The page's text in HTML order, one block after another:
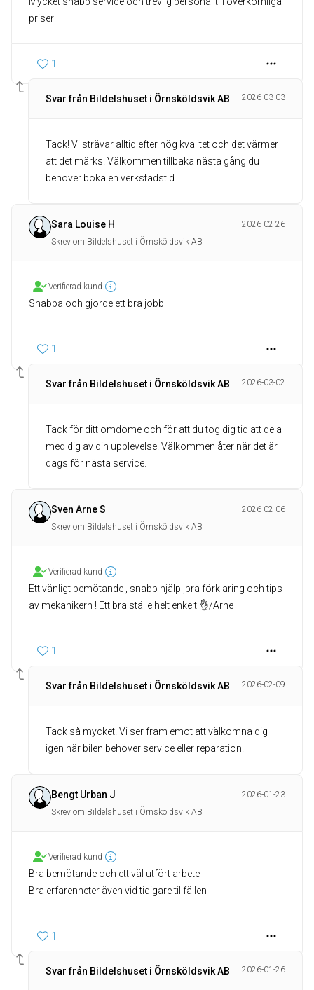
priser
1
Svar från Bildelshuset i Örnsköldsvik AB 2026-03-03
Tack! Vi strävar alltid efter hög kvalitet och det värmer
att det märks. Välkommen tillbaka nästa gång du
behöver boka en verkstadstid.
Sara Louise H
2026-02-26
Skrev om Bildelshuset i Örnsköldsvik AB
Verifierad kund
Snabba och gjorde ett bra jobb
1
Svar från Bildelshuset i Örnsköldsvik AB 2026-03-02
Tack för ditt omdöme och för att du tog dig tid att dela
med dig av din upplevelse. Välkommen åter när det är
dags för nästa service.
Sven Arne S
2026-02-06
Skrev om Bildelshuset i Örnsköldsvik AB
Verifierad kund
Ett vänligt bemötande , snabb hjälp ,bra förklaring och tips
av mekanikern ! Ett bra ställe helt enkelt 👌/Arne
1
Svar från Bildelshuset i Örnsköldsvik AB 2026-02-09
Tack så mycket! Vi ser fram emot att välkomna dig
igen när bilen behöver service eller reparation.
Bengt Urban J
2026-01-23
Skrev om Bildelshuset i Örnsköldsvik AB
Verifierad kund
Bra bemötande och ett väl utfört arbete
Bra erfarenheter även vid tidigare tillfällen
1
Svar från Bildelshuset i Örnsköldsvik AB 2026-01-26